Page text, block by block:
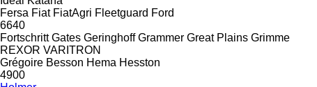
Fersa Fiat FiatAgri Fleetguard Ford
6640
Fortschritt Gates Geringhoff Grammer Great Plains Grimme
REXOR VARITRON
Grégoire Besson Hema Hesston
4900